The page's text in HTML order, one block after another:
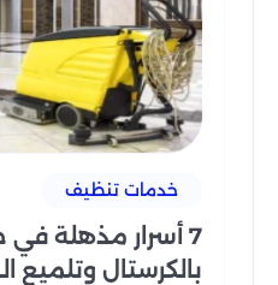
خدمات تنظيف
7 أسرار مذهلة في
بالكرستال وتلميع